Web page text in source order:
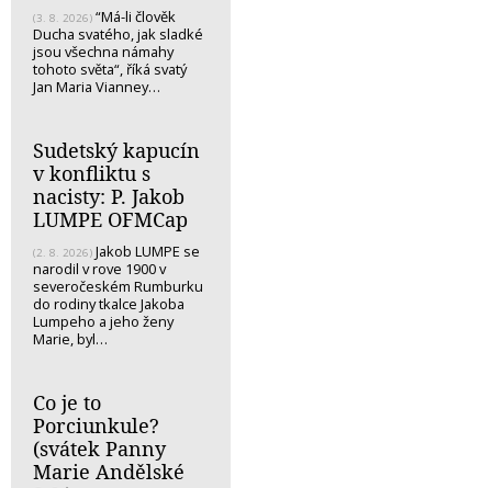
(3. 8. 2026) “Má-li člověk
Ducha svatého, jak sladké
jsou všechna námahy
tohoto světa“, říká svatý
Jan Maria Vianney…
Sudetský kapucín
v konfliktu s
nacisty: P. Jakob
LUMPE OFMCap
(2. 8. 2026) Jakob LUMPE se
narodil v rove 1900 v
severočeském Rumburku
do rodiny tkalce Jakoba
Lumpeho a jeho ženy
Marie, byl…
Co je to
Porciunkule?
(svátek Panny
Marie Andělské